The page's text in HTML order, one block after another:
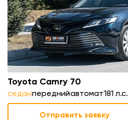
Toyota Camry 70
седанпереднийавтомат181 л.с.
Отправить заявку